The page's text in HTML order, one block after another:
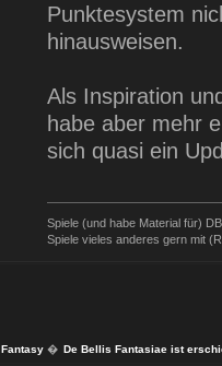
Punktesystem
hinausweisen.
Als Inspiration
habe aber mehr
sich quasi ein
Spiele (und habe Material für)
Spiele vieles anderes gern mit
Fantasy� De Bellis Fantasiae ist